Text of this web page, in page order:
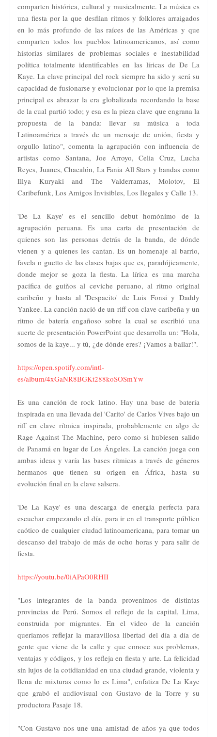
comparten histórica, cultural y musicalmente. La música es
una fiesta por la que desfilan ritmos y folklores arraigados
en lo más profundo de las raíces de las Américas y que
comparten todos los pueblos latinoamericanos, así como
historias similares de problemas sociales e inestabilidad
política totalmente identificables en las líricas de De La
Kaye. La clave principal del rock siempre ha sido y será su
capacidad de fusionarse y evolucionar por lo que la premisa
principal es abrazar la era globalizada recordando la base
de la cual partió todo; y esa es la pieza clave que engrana la
propuesta de la banda: llevar su música a toda
Latinoamérica a través de un mensaje de unión, fiesta y
orgullo latino", comenta la agrupación con influencia de
artistas como Santana, Joe Arroyo, Celia Cruz, Lucha
Reyes, Juanes, Chacalón, La Fania All Stars y bandas como
Illya Kuryaki and The Valderramas, Molotov, El
Caribefunk, Los Amigos Invisibles, Los Ilegales y Calle 13.
'De La Kaye' es el sencillo debut homónimo de la
agrupación peruana. Es una carta de presentación de
quienes son las personas detrás de la banda, de dónde
vienen y a quienes les cantan. Es un homenaje al barrio,
favela o guetto de las clases bajas que es, paradójicamente,
donde mejor se goza la fiesta. La lírica es una marcha
pacífica de guiños al ceviche peruano, al ritmo original
caribeño y hasta al 'Despacito' de Luis Fonsi y Daddy
Yankee. La canción nació de un riff con clave caribeña y un
ritmo de batería engañoso sobre la cual se escribió una
suerte de presentación PowerPoint que desarrolla un: "Hola,
somos de la kaye... y tú, ¿de dónde eres? ¡Vamos a bailar!".
https://open.spotify.com/intl-
es/album/4xGaNR8BGKt288koSOSmYw
Es una canción de rock latino. Hay una base de batería
inspirada en una llevada del 'Carito' de Carlos Vives bajo un
riff en clave rítmica inspirada, probablemente en algo de
Rage Against The Machine, pero como si hubiesen salido
de Panamá en lugar de Los Ángeles. La canción juega con
ambas ideas y varía las bases rítmicas a través de géneros
hermanos que tienen su origen en África, hasta su
evolución final en la clave salsera.
'De La Kaye' es una descarga de energía perfecta para
escuchar empezando el día, para ir en el transporte público
caótico de cualquier ciudad latinoamericana, para tomar un
descanso del trabajo de más de ocho horas y para salir de
fiesta.
https://youtu.be/0iAPaO0RHII
"Los integrantes de la banda provenimos de distintas
provincias de Perú. Somos el reflejo de la capital, Lima,
construida por migrantes. En el video de la canción
queríamos reflejar la maravillosa libertad del día a día de
gente que viene de la calle y que conoce sus problemas,
ventajas y códigos, y los refleja en fiesta y arte. La felicidad
sin lujos de la cotidianidad en una ciudad grande, violenta y
llena de mixturas como lo es Lima", enfatiza De La Kaye
que grabó el audiovisual con Gustavo de la Torre y su
productora Pasaje 18.
"Con Gustavo nos une una amistad de años ya que todos